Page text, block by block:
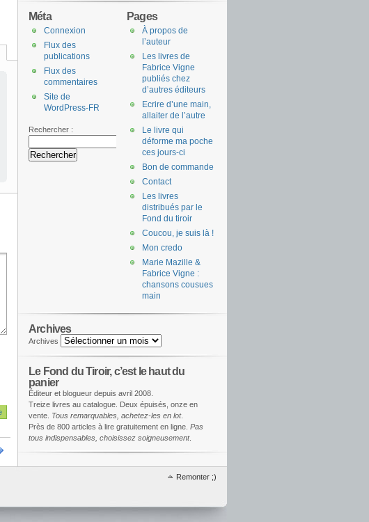
Pages
À propos de
l’auteur
Les livres de
Fabrice Vigne
publiés chez
d’autres éditeurs
Ecrire d’une main,
allaiter de l’autre
Le livre qui
déforme ma poche
ces jours-ci
Bon de commande
Contact
Les livres
distribués par le
Fond du tiroir
Coucou, je suis là !
Mon credo
Marie Mazille &
Fabrice Vigne :
chansons cousues
main
Méta
Connexion
Flux des
publications
Flux des
commentaires
Site de
WordPress-FR
Rechercher :
Archives
Archives
Le Fond du Tiroir, c’est le haut du
panier
Éditeur et blogueur depuis avril 2008.
Treize livres au catalogue. Deux épuisés, onze en
vente. Tous remarquables, achetez-les en lot.
Près de 800 articles à lire gratuitement en ligne. Pas
tous indispensables, choisissez soigneusement.
Remonter ;)